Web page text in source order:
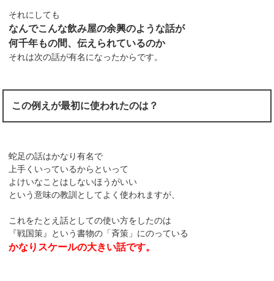
それにしても
なんでこんな飲み屋の余興のような話が
何千年もの間、伝えられているのか
それは次の話が有名になったからです。
この例えが最初に使われたのは？
蛇足の話はかなり有名で
上手くいっているからといって
よけいなことはしないほうがいい
という意味の教訓としてよく使われますが、
これをたとえ話としての使い方をしたのは
『戦国策』という書物の「斉策」にのっている
かなりスケールの大きい話です。